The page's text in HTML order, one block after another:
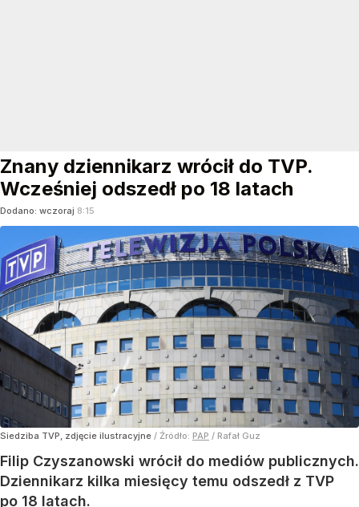
Znany dziennikarz wrócił do TVP.
Wcześniej odszedł po 18 latach
Dodano: wczoraj 8:15
Siedziba TVP, zdjęcie ilustracyjne / Źródło: PAP / Rafał Guz
Filip Czyszanowski wrócił do mediów publicznych.
Dziennikarz kilka miesięcy temu odszedł z TVP
po 18 latach.